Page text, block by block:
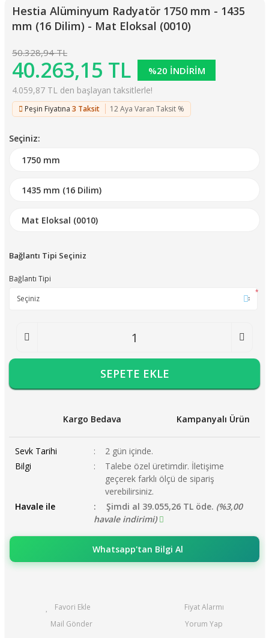
Hestia Alüminyum Radyatör 1750 mm - 1435
mm (16 Dilim) - Mat Eloksal (0010)
50.328,94 TL
40.263,15 TL %20 İNDİRİM
4.059,87 TL den başlayan taksitlerle!
Peşin Fiyatına 3 Taksit 12 Aya Varan Taksit %
Seçiniz:
Bağlantı Tipi Seçiniz
Bağlantı Tipi
*
SEPETE EKLE
Kargo Bedava Kampanyalı Ürün
Sevk Tarihi
2 gün içinde.
Bilgi
Talebe özel üretimdir. İletişime
geçerek farklı ölçü de sipariş
verebilirsiniz.
Havale ile
Şimdi al 39.055,26 TL öde. (%3,00
havale indirimi)
Whatsapp'tan Bilgi Al
Fiyat Alarmı
Mail Gönder
Yorum Yap